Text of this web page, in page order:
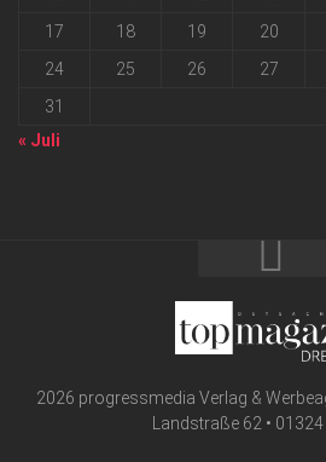
17
18 19 20
24
25 26 27
31
« Juli
2026 progressmedia Verlag &
Landstraße 62 •